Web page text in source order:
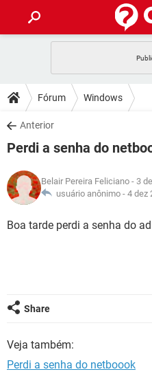
CELULAR
OUTLOOK
INSTAGRAM
GUIA DE COMPRAS
DICAS
JOGOS
INSTAGRAM
GUIA DE COMPRAS
DOWNLOADS
JOGOS
CELULAR
OUTLOOK
INSTAGRAM
JOGOS
CELULAR
OUTLOOK
GLOSSÁRIO
GUIA DE COMPRAS
Fórum Windows
Anterior
Perdi a senha do
Belair Pereira Feliciano - 3
usuário anônimo - 4 dez
Boa tarde perdi a senha do
Share
Veja também:
Perdi a senha do netboook